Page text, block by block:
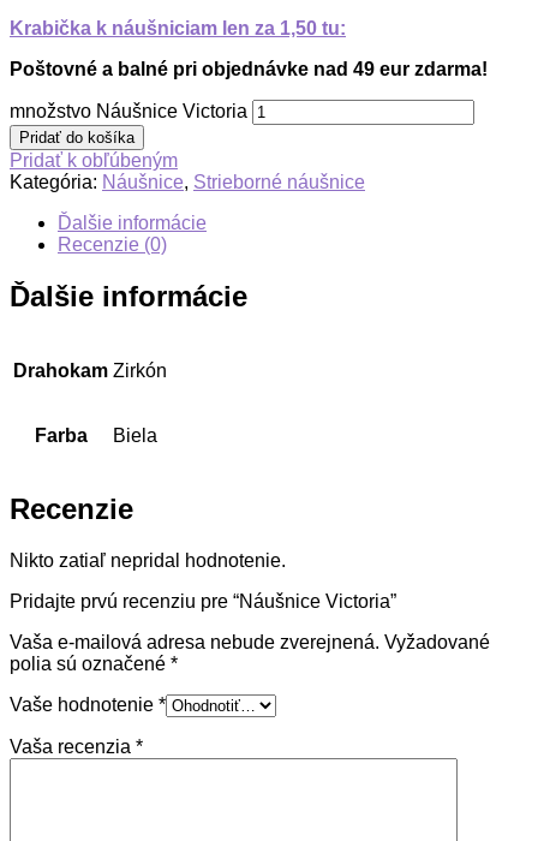
Krabička k náušniciam len za 1,50 tu:
Poštovné a balné pri objednávke nad 49 eur zdarma!
množstvo Náušnice Victoria
Pridať do košíka
Pridať k obľúbeným
Kategória: Náušnice, Strieborné náušnice
Ďalšie informácie
Recenzie (0)
Ďalšie informácie
Drahokam Zirkón
Farba Biela
Recenzie
Nikto zatiaľ nepridal hodnotenie.
Pridajte prvú recenziu pre “Náušnice Victoria”
Vaša e-mailová adresa nebude zverejnená. Vyžadované
polia sú označené *
Vaše hodnotenie *
Vaša recenzia *